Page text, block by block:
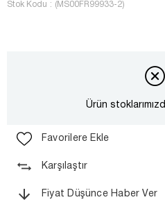
Stok Kodu (MS00FR99933-2)
Ürün
Favorilere Ekle
Karşılaştır
Fiyat Düşünce Haber Ver